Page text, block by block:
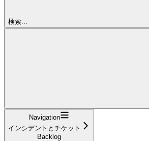
検索...
Navigation
インシデントとチケット
Backlog